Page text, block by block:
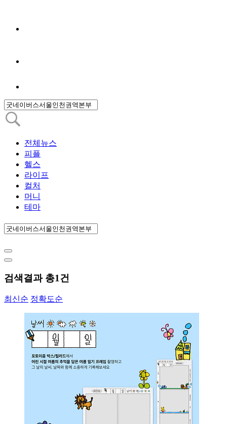
전체뉴스
피플
헬스
라이프
컬처
머니
테마
검색결과 총1건
최신순 정확도순